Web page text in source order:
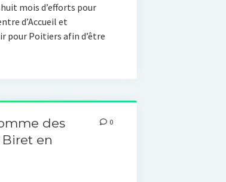
mois d’efforts pour
d’Accueil et
pour Poitiers afin d’être
des
en
0